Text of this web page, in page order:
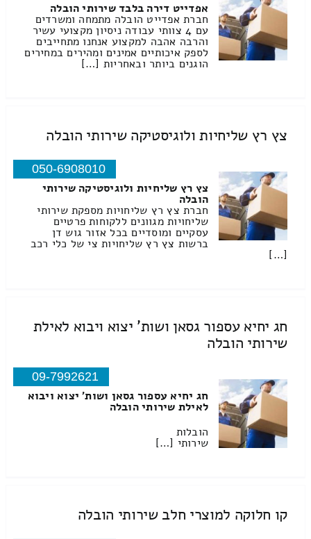
אפדייט דירה בלבד שירותי הובלה
חברת אפדייט הובלה מתמחה ומשרדים
עם 4 צוותי עבודה ניסיון מקצועי עשיר
והרבה אהבה למקצוע אנחנו מתחייבים
לספק איכותיים אמינים ומהירים במחירים
הוגנים ביותר ובאחריות […]
צץ רץ שליחיות ולוגיסטיקה שירותי הובלה
050-6908010
צץ רץ שליחיות ולוגיסטיקה שירותי
הובלה
חברת צץ רץ שליחויות מספקת שירותי
שליחויות מגוונים ללקוחות פרטיים
עסקיים ומוסדיים בכל אזור גוש דן
ברשות צץ רץ שליחויות צי של כלי רכב
[…]
חג יחיא עספור גסאן ושות' יצוא ויבוא לאילת
שירותי הובלה
09-7992621
חג יחיא עספור גסאן ושות' יצוא ויבוא
לאילת שירותי הובלה
הובלות
שירותי […]
קו חלוקה למוצרי חלב שירותי הובלה